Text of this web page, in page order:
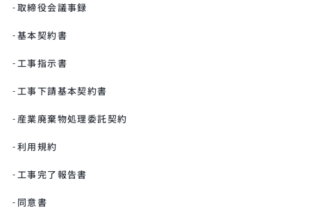
取締役会議事録
基本契約書
工事指示書
工事下請基本契約書
産業廃棄物処理委託契約
利用規約
工事完了報告書
同意書